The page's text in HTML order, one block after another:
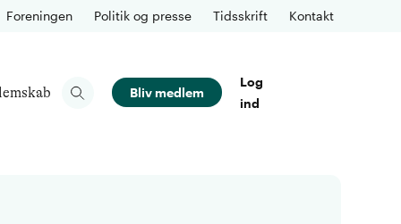
Foreningen Politik og presse Tidsskrift Kontakt
Bliv medlem
Log
ind